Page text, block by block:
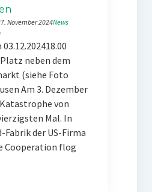
November 2024News
neben dem
(siehe Foto
Am 3. Dezember
von
Mal. In
der US-Firma
Cooperation flog